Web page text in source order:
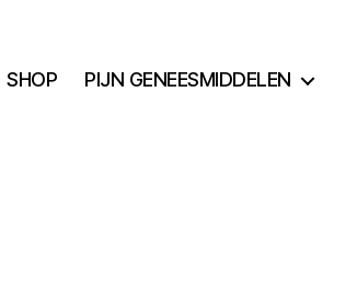
SHOP PIJN GENEESMIDDELEN